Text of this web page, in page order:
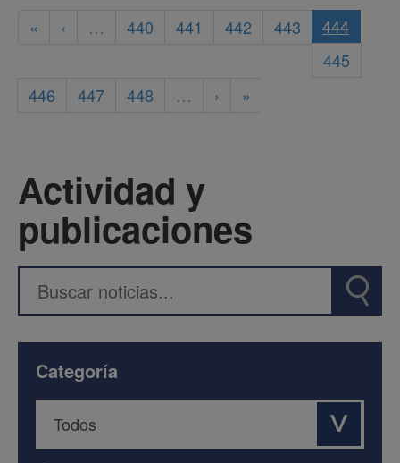
« ‹ … 440 441 442 443
444
445
446
447 448 … › »
Actividad y
publicaciones
Categoría